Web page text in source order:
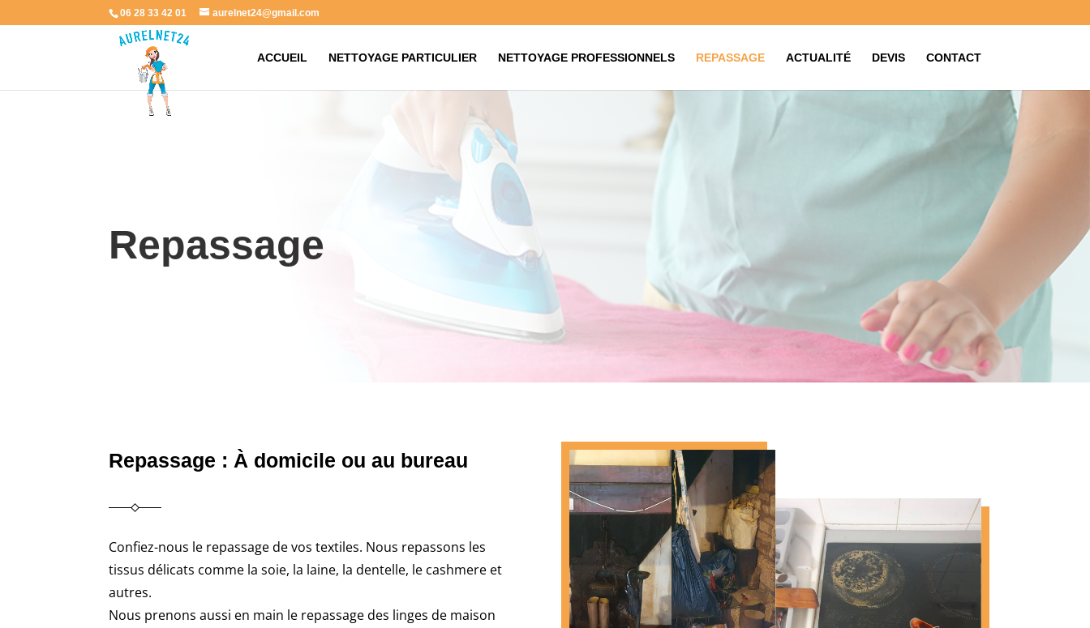
06 28 33 42 01 aurelnet24@gmail.com
ACCUEIL NETTOYAGE PARTICULIER NETTOYAGE PROFESSIONNELS REPASSAGE ACTUALITÉ DEVIS CONTACT
Repassage
Repassage : À domicile ou au bureau
Confiez-nous le repassage de vos textiles. Nous repassons les
tissus délicats comme la soie, la laine, la dentelle, le cashmere et
autres.
Nous prenons aussi en main le repassage des linges de maison